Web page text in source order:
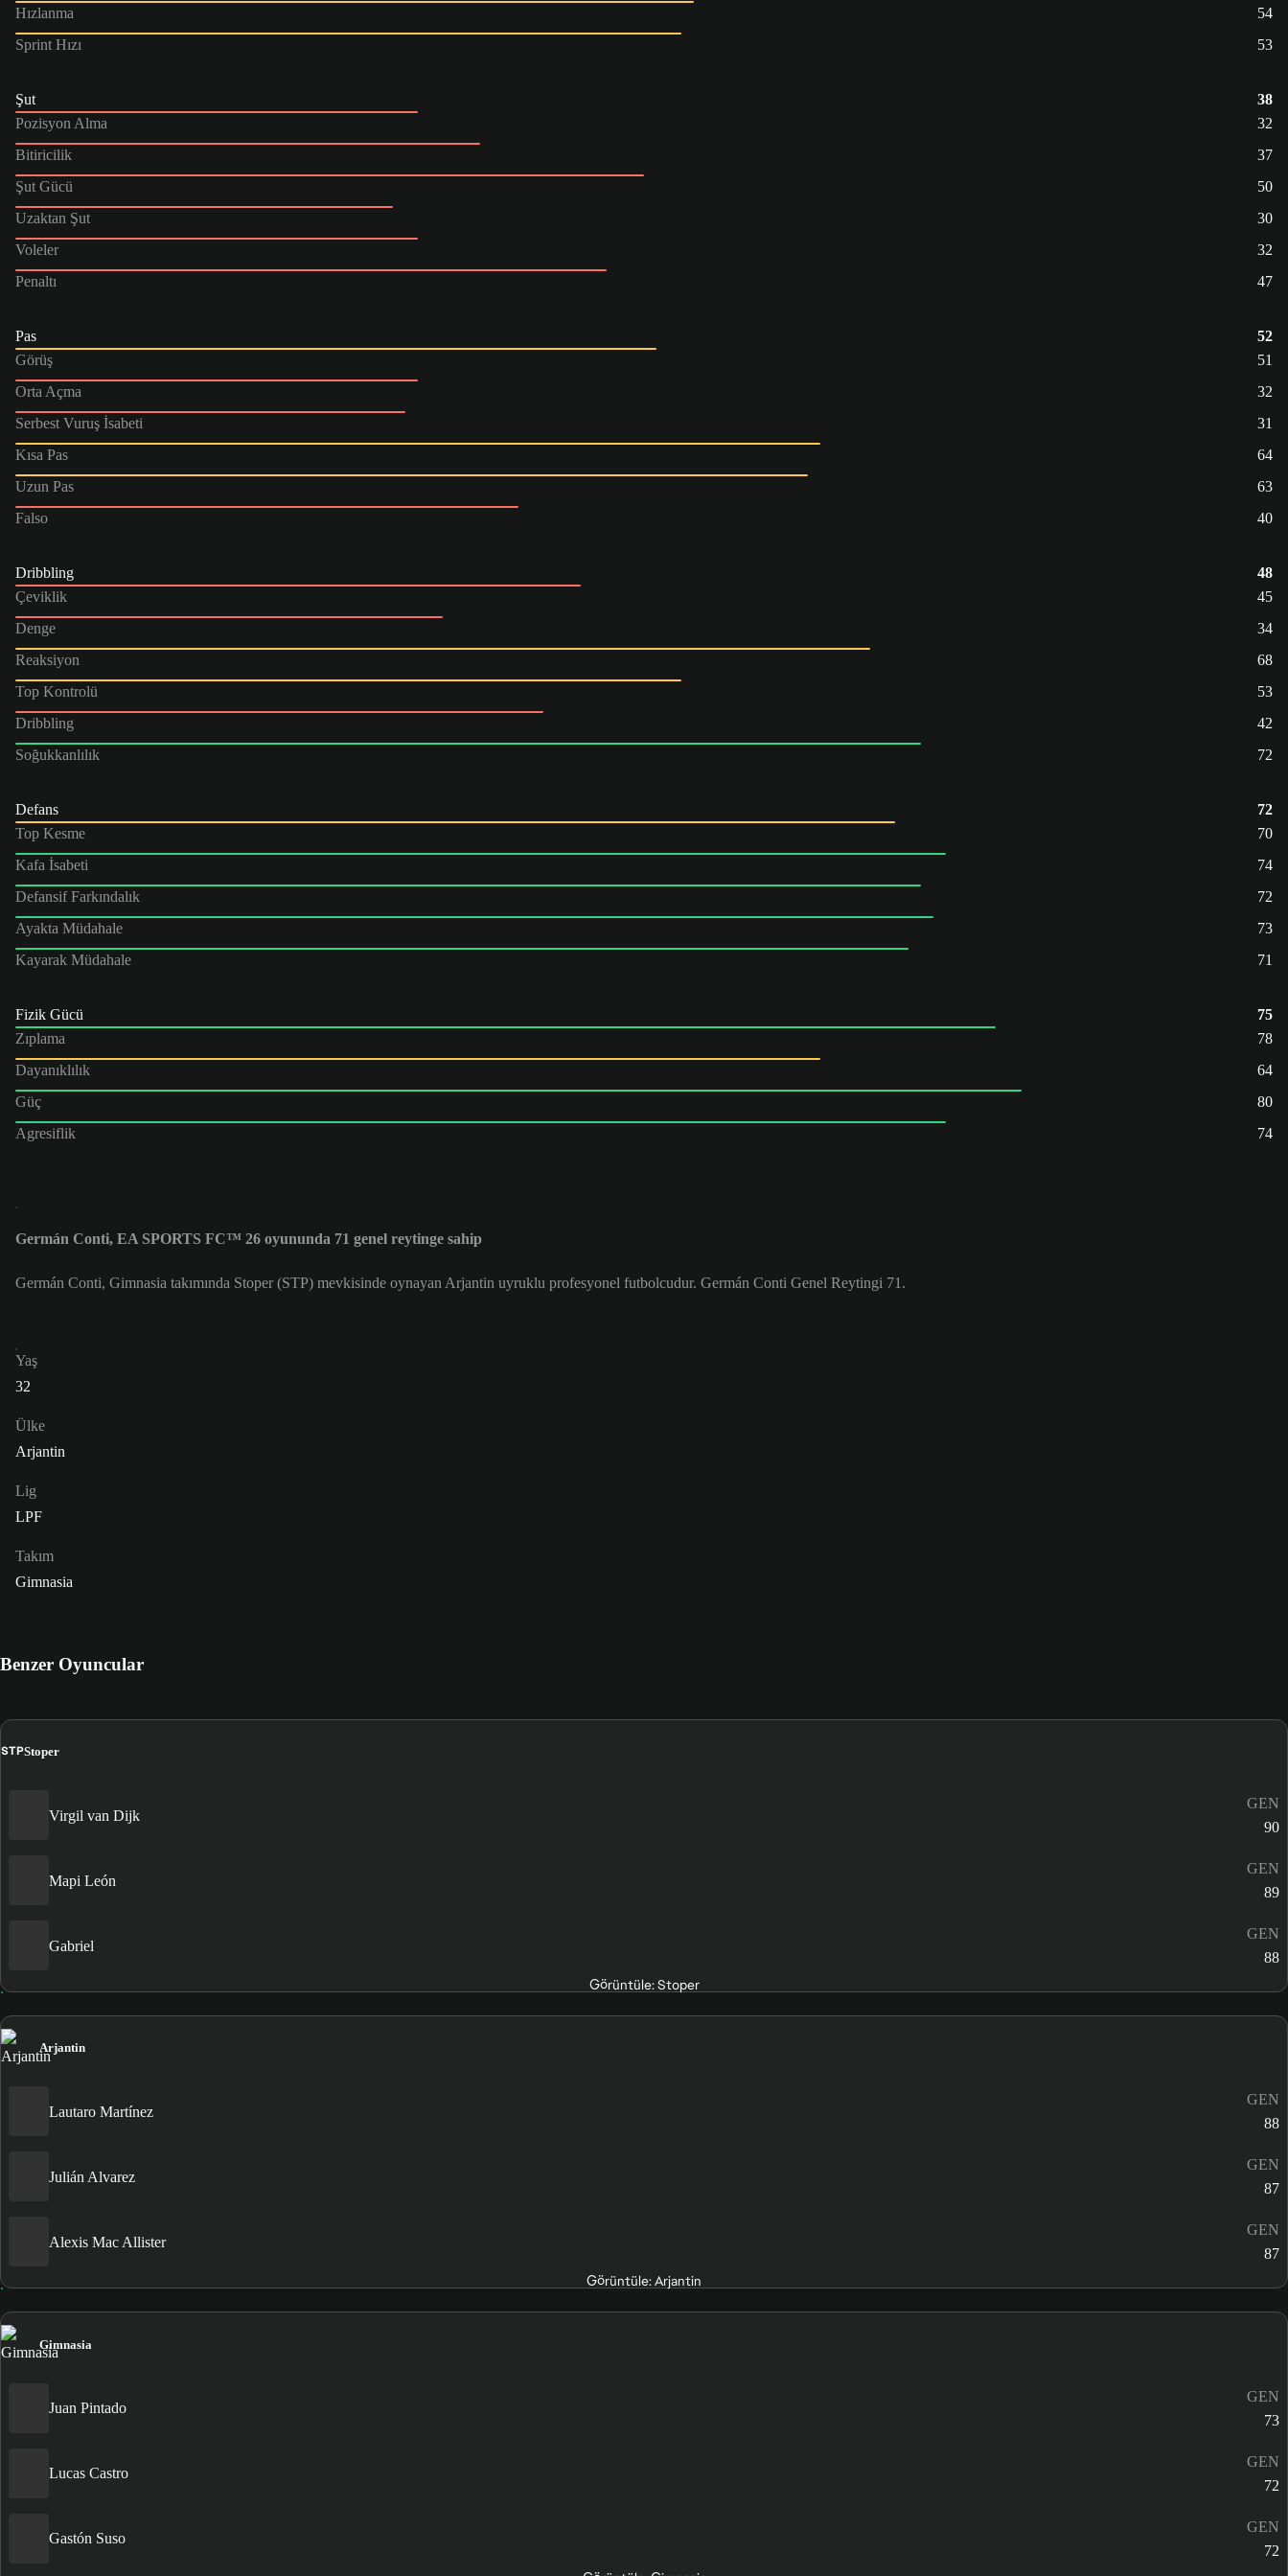
Hızlanma
54
Sprint Hızı
53
Şut
38
Pozisyon Alma
32
Bitiricilik
37
Şut Gücü
50
Uzaktan Şut
30
Voleler
32
Penaltı
47
Pas
52
Görüş
51
Orta Açma
32
Serbest Vuruş İsabeti
31
Kısa Pas
64
Uzun Pas
63
Falso
40
Dribbling
48
Çeviklik
45
Denge
34
Reaksiyon
68
Top Kontrolü
53
Dribbling
42
Soğukkanlılık
72
Defans
72
Top Kesme
70
Kafa İsabeti
74
Defansif Farkındalık
72
Ayakta Müdahale
73
Kayarak Müdahale
71
Fizik Gücü
75
Zıplama
78
Dayanıklılık
64
Güç
80
Agresiflik
74
Germán Conti, EA SPORTS FC™ 26 oyununda 71 genel reytinge sahip
Germán Conti, Gimnasia takımında Stoper (STP) mevkisinde oynayan Arjantin uyruklu profesyonel futbolcudur. Germán Conti Genel Reytingi 71.
Yaş
32
Ülke
Arjantin
Lig
LPF
Takım
Gimnasia
Benzer Oyuncular
STPStoper
Virgil van Dijk
GEN
90
Mapi León
GEN
89
Gabriel
GEN
88
Görüntüle: Stoper
Arjantin
Lautaro Martínez
GEN
88
Julián Alvarez
GEN
87
Alexis Mac Allister
GEN
87
Görüntüle: Arjantin
Gimnasia
Juan Pintado
GEN
73
Lucas Castro
GEN
72
Gastón Suso
GEN
72